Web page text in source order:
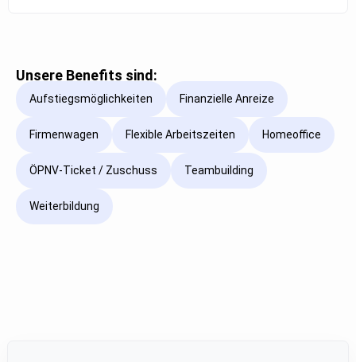
Unsere Benefits sind:
Aufstiegsmöglichkeiten Finanzielle Anreize
Firmenwagen Flexible Arbeitszeiten Homeoffice
ÖPNV-Ticket / Zuschuss Teambuilding
Weiterbildung